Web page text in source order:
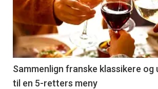
akkurat
nå
-
5
Sammenlign franske klassikere og
til en 5-retters meny